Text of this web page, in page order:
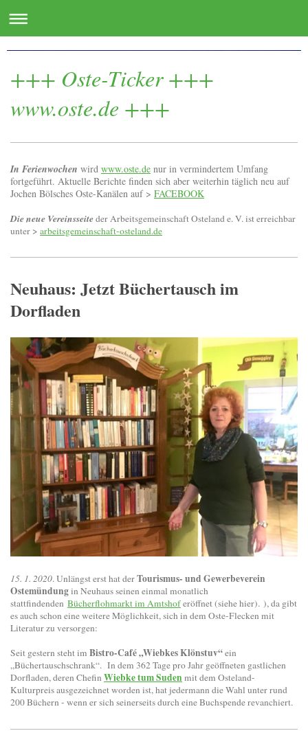
+++ Oste-Ticker +++
www.oste.de +++
In Ferienwochen wird www.oste.de nur in vermindertem Umfang
fortgeführt. Aktuelle Berichte finden sich aber weiterhin täglich neu auf
Jochen Bölsches Oste-Kanälen auf > FACEBOOK
Die neue Vereinsseiteder Arbeitsgemeinschaft Osteland e. V. ist erreichbar
unter > arbeitsgemeinschaft-osteland.de
Neuhaus: Jetzt Büchertausch im
Dorfladen
15. 1. 2020. Unlängst erst hat derTourismus- und Gewerbeverein
Ostemündungin Neuhaus seinen einmal monatlich
stattfindenden Bücherflohmarkt im Amtshoferöffnet (siehe hier). ), da gibt
es auch schon eine weitere Möglichkeit, sich in dem Oste-Flecken mit
Literatur zu versorgen:
Seit gestern steht im Bistro-Café „Wiebkes Klönstuv“ein
„Büchertauschschrank“. In dem 362 Tage pro Jahr geöffneten gastlichen
Dorfladen, deren Chefin Wiebke tum Suden mit dem Osteland-
Kulturpreis ausgezeichnet worden ist, hat jedermann die Wahl unter rund
200 Büchern - wenn er sich seinerseits durch eine Buchspende revanchiert.